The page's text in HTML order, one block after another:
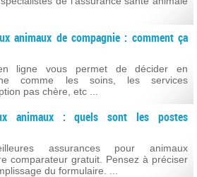
animaux de compagnie : comment ça
ligne vous permet de décider en
comme les soins, les services
pas chère, etc ...
animaux : quels sont les postes
assurances pour animaux
comparateur gratuit. Pensez à préciser
du formulaire. ...